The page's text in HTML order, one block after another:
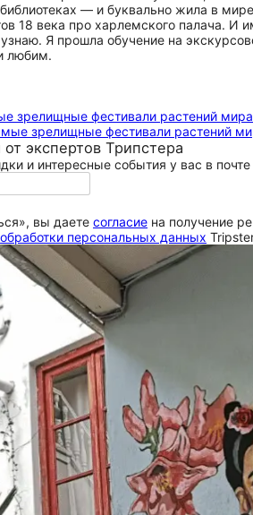
— и буквально жила в
18 века про харлемского палача. И
Я прошла обучение на
любим.
зрелищные фестивали растений мира
экспертов Трипстера
и интересные события у вас в почте
вы даете согласие на получение
персональных данных